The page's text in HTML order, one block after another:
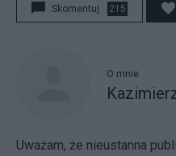
Skomentuj 215
O mnie
Uważam, że nieustanna